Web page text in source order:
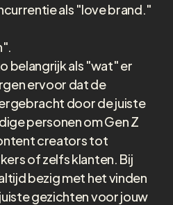
als "love brand."
belangrijk als "wat" er
ervoor dat de
door de juiste
personen om Gen Z
creators tot
of zelfs klanten. Bij
bezig met het vinden
gezichten voor jouw